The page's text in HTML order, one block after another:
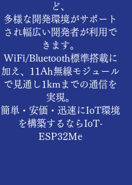
ど、
多様な開発環境がサポート
され幅広い開発者が利用で
きます。
WiFi/Bluetooth標準搭載に
加え、11Ah無線モジュール
で見通し1kmまでの通信を
実現。
簡単・安価・迅速にIoT環境
を構築するならIoT-
ESP32Me